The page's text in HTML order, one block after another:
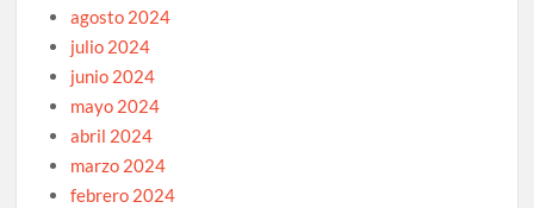
agosto 2024
julio 2024
junio 2024
mayo 2024
abril 2024
marzo 2024
febrero 2024